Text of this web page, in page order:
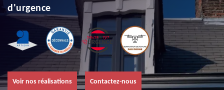
d'urgence
Voir nos réalisations Contactez-nous